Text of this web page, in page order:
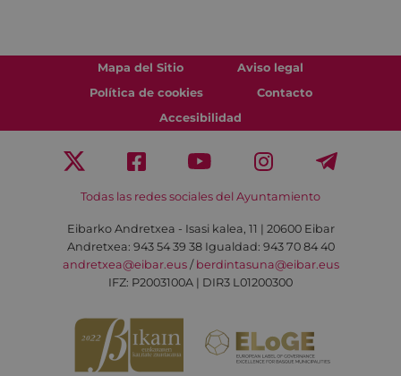
Mapa del Sitio
Aviso legal
Política de cookies
Contacto
Accesibilidad
Todas las redes sociales del Ayuntamiento
Eibarko Andretxea - Isasi kalea, 11 | 20600 Eibar
Andretxea: 943 54 39 38 Igualdad: 943 70 84 40
andretxea@eibar.eus/ berdintasuna@eibar.eus
IFZ: P2003100A | DIR3 L01200300